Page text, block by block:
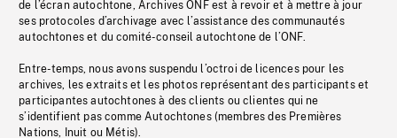
de l’écran autochtone, Archives ONF est à revoir et à mettre à jour
ses protocoles d’archivage avec l’assistance des communautés
autochtones et du comité-conseil autochtone de l’ONF.
Entre-temps, nous avons suspendu l’octroi de licences pour les
archives, les extraits et les photos représentant des participants et
participantes autochtones à des clients ou clientes qui ne
s’identifient pas comme Autochtones (membres des Premières
Nations, Inuit ou Métis).